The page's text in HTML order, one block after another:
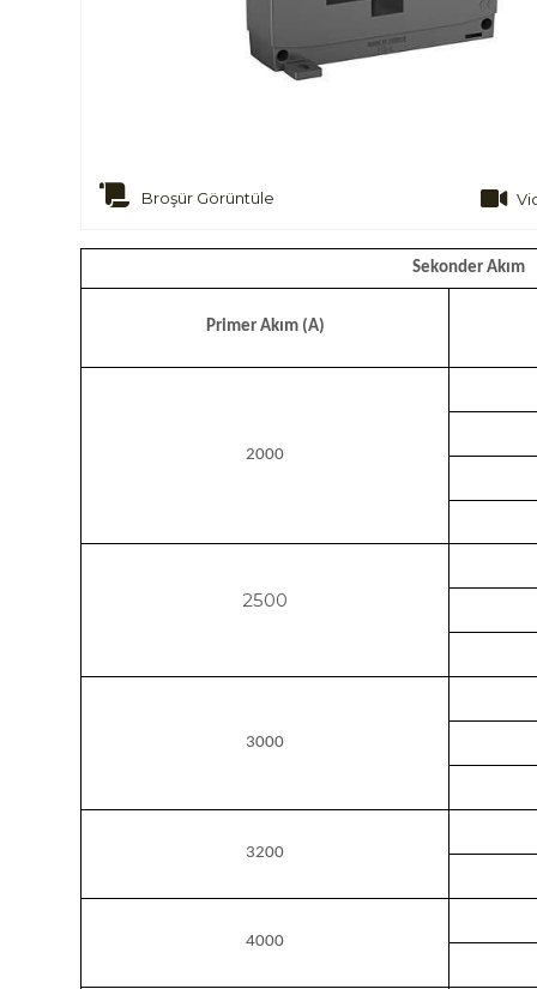
Broşür Görüntüle
Sekonder Akım
Primer Akım (A)
2000
2500
3000
3200
4000